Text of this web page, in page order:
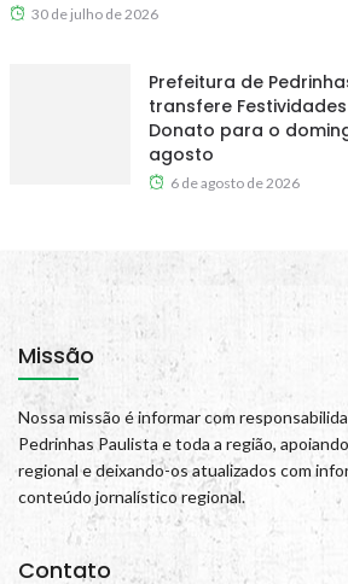
30 de julho de 2026
Prefeitura de
transfere
Donato para o
agosto
6 de agosto de 2026
Missão
Nossa missão é informar com
Pedrinhas Paulista e toda a região,
regional e deixando-os atualizados com
conteúdo jornalístico regional.
Contato